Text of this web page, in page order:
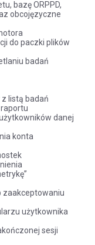
bazę ORPPD,
obcojęzyczne
do paczki plików
badań
listą badań
danej
konta
zaakceptowaniu
użytkownika
sesji